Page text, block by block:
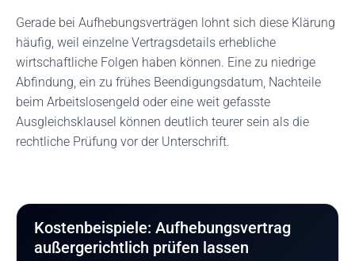
Gerade bei Aufhebungsverträgen lohnt sich diese Klärung
häufig, weil einzelne Vertragsdetails erhebliche
wirtschaftliche Folgen haben können. Eine zu niedrige
Abfindung, ein zu frühes Beendigungsdatum, Nachteile
beim Arbeitslosengeld oder eine weit gefasste
Ausgleichsklausel können deutlich teurer sein als die
rechtliche Prüfung vor der Unterschrift.
Kostenbeispiele: Aufhebungsvertrag
außergerichtlich prüfen lassen